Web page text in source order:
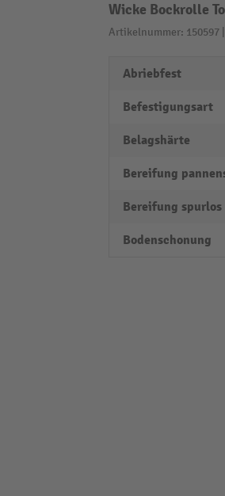
Wicke Bockrolle
Artikelnummer: 150597
Abriebfest
Befestigungsart
Belagshärte
Bereifung
Bereifung spurlos
Bodenschonung